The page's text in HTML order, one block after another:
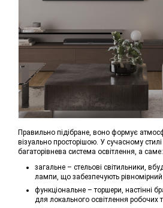
Правильно підібране, воно формує
візуально просторішою. У сучасному
багаторівнева система освітлення, а саме:
загальне – стельові світильники,
лампи, що забезпечують рівномірний
функціональне – торшери, настінні
для локального освітлення робочих